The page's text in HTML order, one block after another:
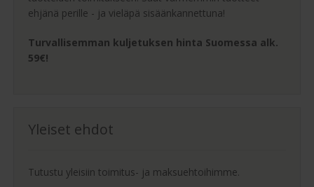
ehjänä perille - ja vieläpä sisäänkannettuna!
Turvallisemman kuljetuksen hinta Suomessa alk.
59€!
Yleiset ehdot
Tutustu yleisiin toimitus- ja maksuehtoihimme.